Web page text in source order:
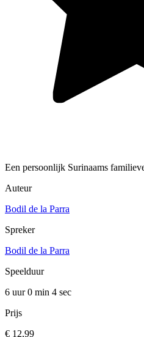
Een persoonlijk Surinaams
Auteur
Bodil de la Parra
Spreker
Bodil de la Parra
Speelduur
6 uur 0 min 4 sec
Prijs
€ 12,99